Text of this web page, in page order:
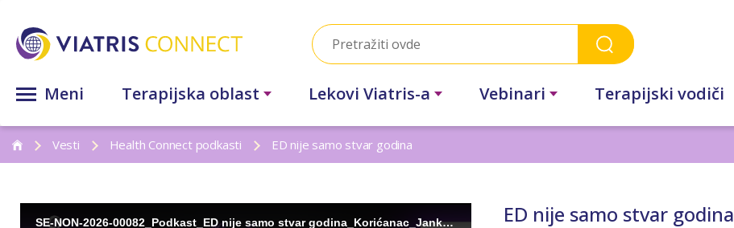
Meni Terapijska oblast Lekovi Viatris-a Vebinari Terapijski vodiči
Vesti Health Connect podkasti ED nije samo stvar godina
ED nije samo stvar godina